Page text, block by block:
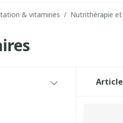
& vitamines / Nutrithérapie